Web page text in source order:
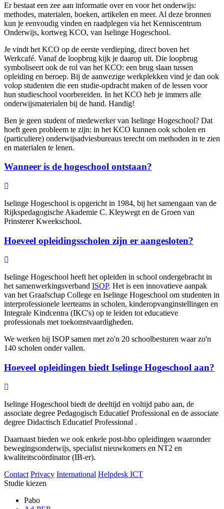
Er bestaat een zee aan informatie over en voor het onderwijs:
methodes, materialen, boeken, artikelen en meer. Al deze bronnen
kun je eenvoudig vinden en raadplegen via het Kenniscentrum
Onderwijs, kortweg KCO, van Iselinge Hogeschool.
Je vindt het KCO op de eerste verdieping, direct boven het
Werkcafé. Vanaf de loopbrug kijk je daarop uit. Die loopbrug
symboliseert ook de rol van het KCO: een brug slaan tussen
opleiding en beroep. Bij de aanwezige werkplekken vind je dan ook
volop studenten die een studie-opdracht maken of de lessen voor
hun studieschool voorbereiden. In het KCO heb je immers alle
onderwijsmaterialen bij de hand. Handig!
Ben je geen student of medewerker van Iselinge Hogeschool? Dat
hoeft geen probleem te zijn: in het KCO kunnen ook scholen en
(particuliere) onderwijsadviesbureaus terecht om methoden in te zien
en materialen te lenen.
Wanneer is de hogeschool ontstaan?
Iselinge Hogeschool is opgericht in 1984, bij het samengaan van de
Rijkspedagogische Akademie C. Kleywegt en de Groen van
Prinsterer Kweekschool.
Hoeveel opleidingsscholen zijn er aangesloten?
Iselinge Hogeschool heeft het opleiden in school ondergebracht in
het samenwerkingsverband ISOP. Het is een innovatieve aanpak
van het Graafschap College en Iselinge Hogeschool om studenten in
interprofessionele leerteams in scholen, kinderopvanginstellingen en
Integrale Kindcentra (IKC's) op te leiden tot educatieve
professionals met toekomstvaardigheden.
We werken bij ISOP samen met zo'n 20 schoolbesturen waar zo'n
140 scholen onder vallen.
Hoeveel opleidingen biedt Iselinge Hogeschool aan?
Iselinge Hogeschool biedt de deeltijd en voltijd pabo aan, de
associate degree Pedagogisch Educatief Professional en de associate
degree Didactisch Educatief Professional .
Daarnaast bieden we ook enkele post-hbo opleidingen waaronder
bewegingsonderwijs, specialist nieuwkomers en NT2 en
kwaliteitscoördinator (IB-er).
Contact Privacy International Helpdesk ICT
Studie kiezen
Pabo